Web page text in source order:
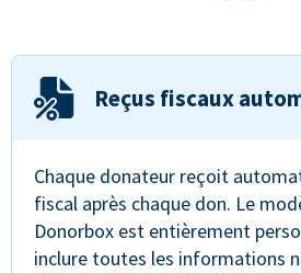
Reçus fiscaux
Chaque donateur reçoit
fiscal après chaque don. Le
Donorbox est entièrement
inclure toutes les informations